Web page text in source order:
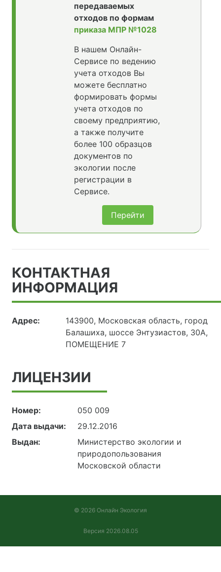
передаваемых
отходов по формам
приказа МПР №1028
В нашем Онлайн-
Сервисе по ведению
учета отходов Вы
можете бесплатно
формировать формы
учета отходов по
своему предприятию,
а также получите
более 100 образцов
документов по
экологии после
регистрации в
Сервисе.
Перейти
КОНТАКТНАЯ
ИНФОРМАЦИЯ
Адрес:
143900, Московская область, город
Балашиха, шоссе Энтузиастов, 30А,
ПОМЕЩЕНИЕ 7
ЛИЦЕНЗИИ
Номер:
050 009
Дата выдачи:
29.12.2016
Выдан:
Министерство экологии и
природопользования
Московской области
© 2026 Онлайн Экология
Версия 2026.08.05